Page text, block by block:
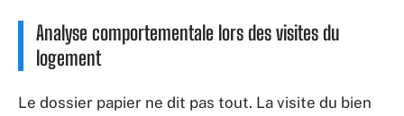
Analyse comportementale lors des visites du
logement
Le dossier papier ne dit pas tout. La visite du bien